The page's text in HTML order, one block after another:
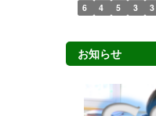
6 4 5 3 3
お知らせ